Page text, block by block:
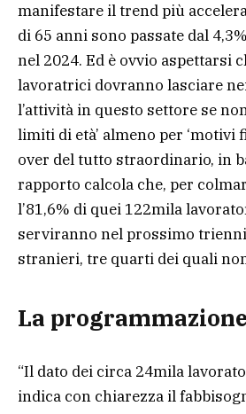
manifestare il trend più
di 65 anni sono passate dal
nel 2024. Ed è ovvio aspettarsi
lavoratrici dovranno lasciare
l’attività in questo settore se
limiti di età’ almeno per ‘motivi
over del tutto straordinario, in
rapporto calcola che, per
l’81,6% di quei 122mila
serviranno nel prossimo
stranieri, tre quarti dei quali
La
“Il dato dei circa 24mila
indica con chiarezza il